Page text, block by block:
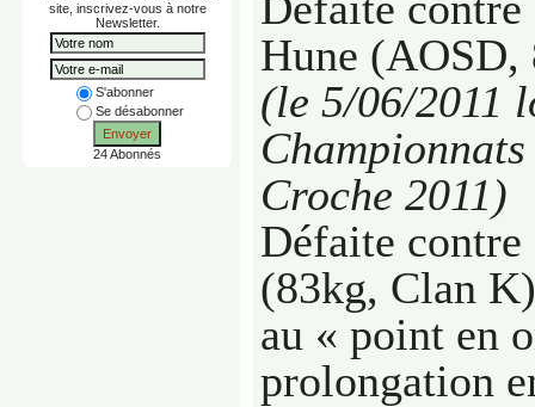
site, inscrivez-vous à notre
Newsletter.
S'abonner
Se désabonner
Envoyer
24 Abonnés
Hune (AOSD,
(le 5/06/2011
Croche 2011)
Défaite contre
(83kg, Clan
au « point en
prolongation